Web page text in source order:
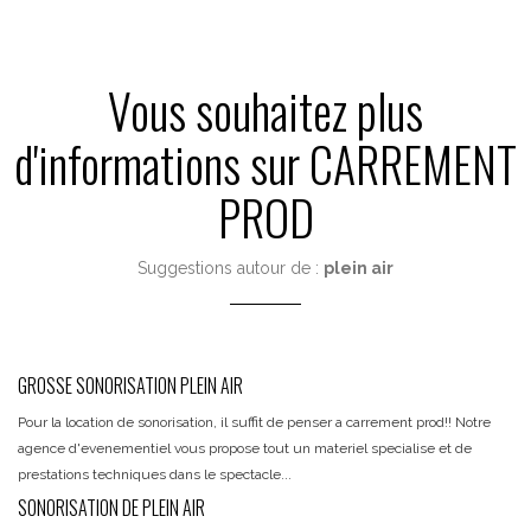
Vous souhaitez plus
d'informations sur CARREMENT
PROD
Suggestions autour de : plein air
GROSSE SONORISATION PLEIN AIR
Pour la location de sonorisation, il suffit de penser a carrement prod!! Notre
agence d'evenementiel vous propose tout un materiel specialise et de
prestations techniques dans le spectacle...
SONORISATION DE PLEIN AIR